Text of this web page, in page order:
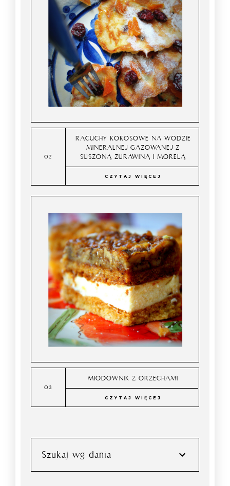
RACUCHY KOKOSOWE NA WODZIE
MINERALNEJ GAZOWANEJ Z
SUSZONĄ ŻURAWINĄ I MORELĄ
CZYTAJ WIĘCEJ
MIODOWNIK Z ORZECHAMI
CZYTAJ WIĘCEJ
Szukaj wg dania